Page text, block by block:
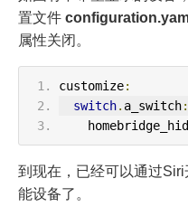
置文件
属性关闭。
customize:
switch. a_switch:
到现在，已经可以通过
能设备了。